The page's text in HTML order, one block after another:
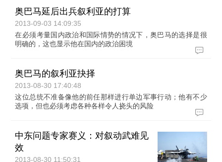
奥巴马延后出兵叙利亚的打算
2013-09-03 14:09:35
在必须考量国内政治和国际情势的情况下，奥巴马的选择是很
明确的，这也显示他在国内的政治困境
奥巴马的叙利亚抉择
2013-08-30 17:40:48
这位总统不准备像他的前任那样进行单边军事行动；他有不少
选项，但也必须考虑各种各样令人挠头的风险
中东问题专家赛义：对叙动武难见
效
2013-08-30 11:50:31